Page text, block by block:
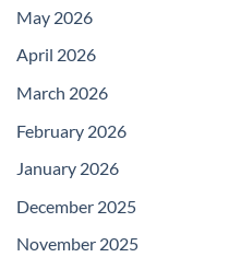
May 2026
April 2026
March 2026
February 2026
January 2026
December 2025
November 2025